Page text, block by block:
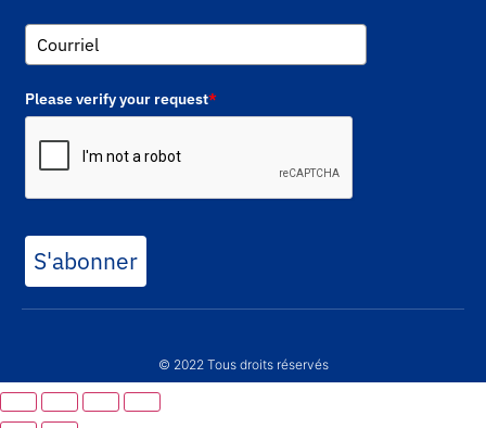
Please verify your request*
S'abonner
© 2022 Tous droits réservés